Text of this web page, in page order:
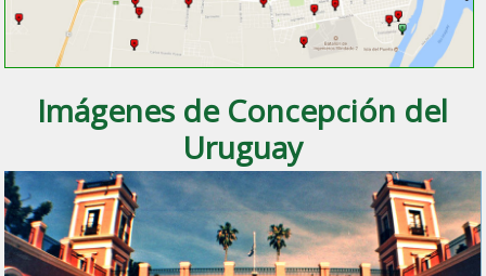
Imágenes de Concepción del
Uruguay